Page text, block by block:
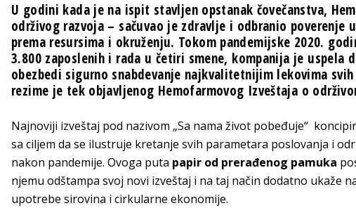
U godini kada je na ispit stavljen opstanak čovečanstva,
održivog razvoja – sačuvao je zdravlje i odbranio poverenje
prema resursima i okruženju. Tokom pandemijske 2020.
3.800 zaposlenih i rada u četiri smene, kompanija je uspela
obezbedi sigurno snabdevanje najkvalitetnijim lekovima
rezime je tek objavljenog Hemofarmovog Izveštaja o
Najnoviji izveštaj pod nazivom „Sa nama život pobeđuje“
sa ciljem da se ilustruje kretanje svih parametara poslovanja i
nakon pandemije. Ovoga puta papir od prerađenog pamuka
njemu odštampa svoj novi izveštaj i na taj način dodatno ukaže
upotrebe sirovina i cirkularne ekonomije.